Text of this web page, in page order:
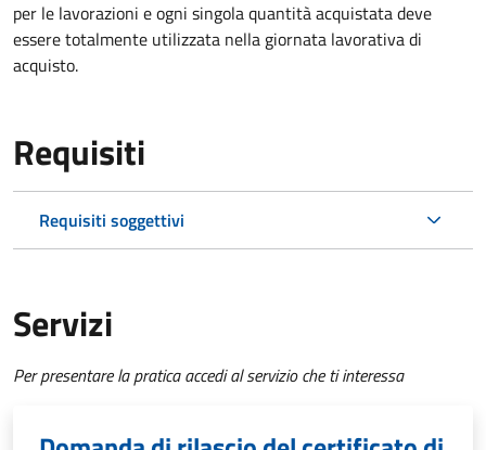
per le lavorazioni e ogni singola quantità acquistata deve
essere totalmente utilizzata nella giornata lavorativa di
acquisto.
Requisiti
Requisiti soggettivi
Servizi
Per presentare la pratica accedi al servizio che ti interessa